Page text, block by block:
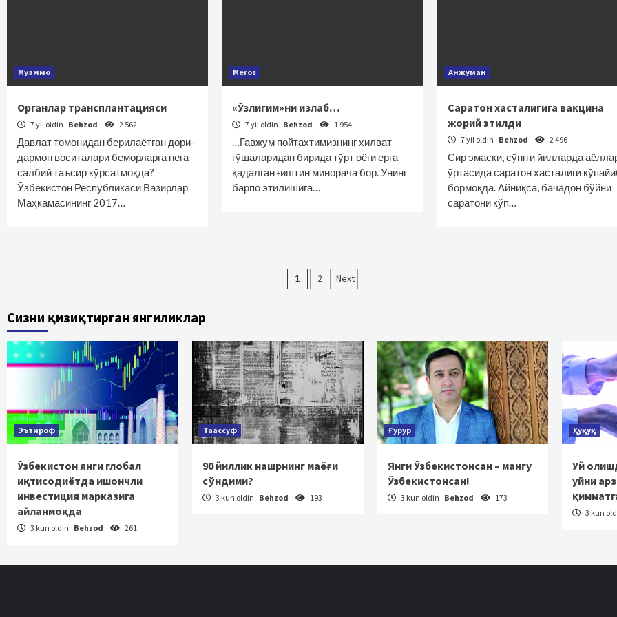
Муаммо
Органлар трансплантацияси
7 yil oldin Behzod 2 562
Давлат томонидан берилаётган дори-
дармон воситалари беморларга нега
салбий таъсир кўрсатмоқда?
Ўзбекистон Республикаси Вазирлар
Маҳкамасининг 2017…
Meros
«Ўзлигим»ни излаб…
7 yil oldin Behzod 1 954
…Гавжум пойтахтимизнинг хилват
гўшаларидан бирида тўрт оёғи ерга
қадалган ғиштин минорача бор. Унинг
барпо этилишига…
Анжуман
Саратон хасталигига вакцина
жорий этилди
7 yil oldin Behzod 2 496
Сир эмаски, сўнгги йилларда
ўртасида саратон хасталиги
бормоқда. Айниқса, бачадон бўйни
саратони кўп…
Maqolalar
1 2 Next
Сизни қизиқтирган янгиликлар
Эътироф
Ўзбекистон янги глобал
иқтисодиётда ишончли
инвестиция марказига
айланмоқда
3 kun oldin Behzod 261
Таассуф
90 йиллик нашрнинг маёғи
сўндими?
3 kun oldin Behzod 193
Ғурур
Янги Ўзбекистонсан – мангу
Ўзбекистонсан!
3 kun oldin Behzod 173
Ҳуқуқ
Уй
уйни
3 kun